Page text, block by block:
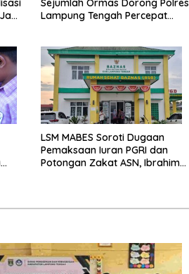
Sejumlah Ormas Dorong Polres
Lampung Tengah Percepat
LSM MABES Soroti Dugaan
Pemaksaan Iuran PGRI dan
Potongan Zakat ASN, Ibrahim